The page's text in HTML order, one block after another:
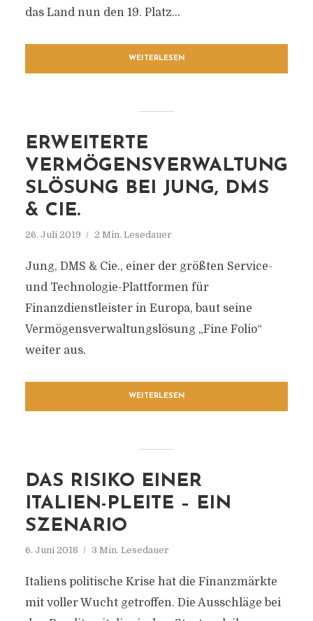
das Land nun den 19. Platz...
WEITERLESEN
ERWEITERTE
VERMÖGENSVERWALTUNG
SLÖSUNG BEI JUNG, DMS
& CIE.
26. Juli 2019 2 Min. Lesedauer
Jung, DMS & Cie., einer der größten Service-
und Technologie-Plattformen für
Finanzdienstleister in Europa, baut seine
Vermögensverwaltungslösung „Fine Folio“
weiter aus.
WEITERLESEN
DAS RISIKO EINER
ITALIEN-PLEITE – EIN
SZENARIO
6. Juni 2018 3 Min. Lesedauer
Italiens politische Krise hat die Finanzmärkte
mit voller Wucht getroffen. Die Ausschläge bei